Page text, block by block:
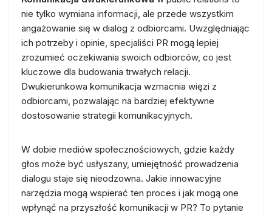
nie tylko wymiana informacji, ale przede wszystkim
angażowanie się w dialog z odbiorcami. Uwzględniając
ich potrzeby i opinie, specjaliści PR mogą lepiej
zrozumieć oczekiwania swoich odbiorców, co jest
kluczowe dla budowania trwałych relacji.
Dwukierunkowa komunikacja wzmacnia więzi z
odbiorcami, pozwalając na bardziej efektywne
dostosowanie strategii komunikacyjnych.
W dobie mediów społecznościowych, gdzie każdy
głos może być usłyszany, umiejętność prowadzenia
dialogu staje się nieodzowna. Jakie innowacyjne
narzędzia mogą wspierać ten proces i jak mogą one
wpłynąć na przyszłość komunikacji w PR? To pytanie